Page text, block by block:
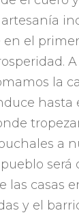
en el primer
. A
la
hasta
a
será
las casas
y el